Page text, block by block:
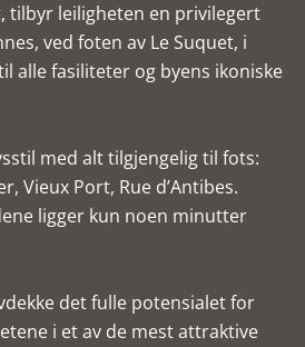
tilbyr leiligheten en privilegert
ved foten av Le Suquet, i
alle fasiliteter og byens ikoniske
med alt tilgjengelig til fots:
Vieux Port, Rue d’Antibes.
ligger kun noen minutter
det fulle potensialet for
i et av de mest attraktive